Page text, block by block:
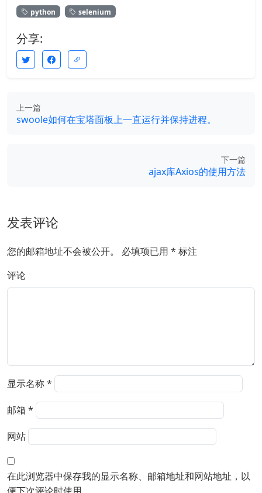
python selenium
分享:
上一篇
swoole如何在宝塔面板上一直运行并保持进程。
下一篇
ajax库Axios的使用方法
发表评论
您的邮箱地址不会被公开。 必填项已用 * 标注
评论
显示名称*
邮箱 *
网站
在此浏览器中保存我的显示名称、邮箱地址和网站地址，以